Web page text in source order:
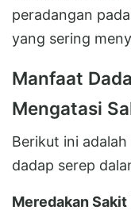
peradangan
yang sering
Manfaat
Mengatasi
Berikut ini
dadap serep
Meredakan Sakit